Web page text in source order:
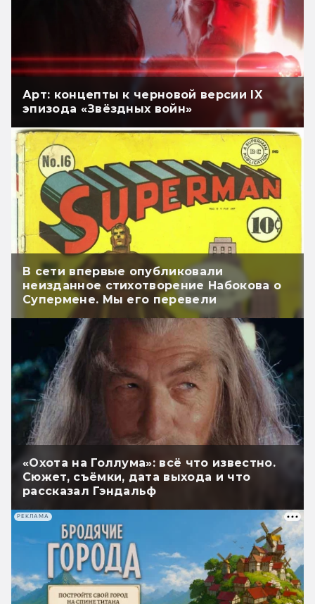
Арт: концепты к черновой версии IX
эпизода «Звёздных войн»
В сети впервые опубликовали
неизданное стихотворение Набокова о
Супермене. Мы его перевели
«Охота на Голлума»: всё что известно.
Сюжет, съёмки, дата выхода и что
рассказал Гэндальф
РЕКЛАМА